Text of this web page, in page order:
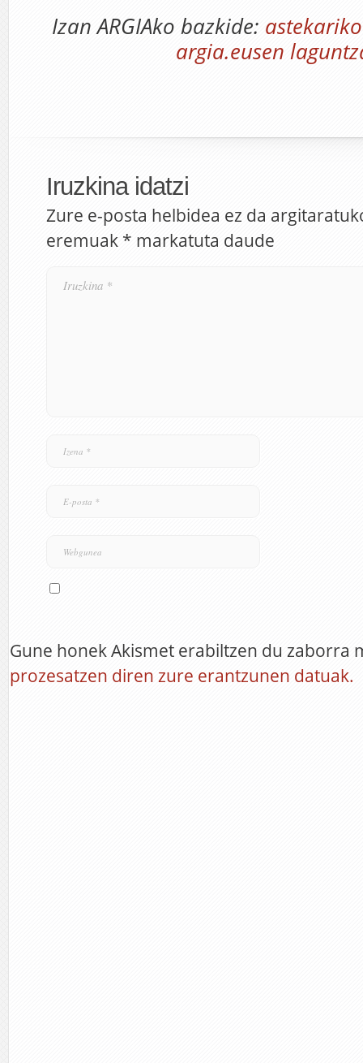
Izan ARGIAko bazkide:
argia.eusen
Iruzkina idatzi
Zure e-posta helbidea ez da
eremuak * markatuta daude
Gune honek Akismet erabiltzen du zaborra
prozesatzen diren zure erantzunen datuak.